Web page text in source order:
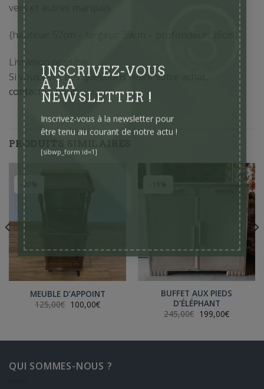
INSCRIVEZ-VOUS
À LA
NEWSLETTER !
Inscrivez-vous à la newsletter pour
vers et autres marques
{hauteur: 52cm – largeur: 39cm – profondeur: 35cm}
Livraison possible
Si vous avez des questions avant votre achat,
contactez-nous
PRODUITS SIMILAIRES
-20%
MEUBLE D’APPOINT
125,00€ Le
prix
100,00€Le
prix
BUFFET AUX PIEDS
D’ÉLÉPHANT
245,00€ Le
245,00€.
199,00€Le
199,00€.
QUI SOMMES-NOUS ?